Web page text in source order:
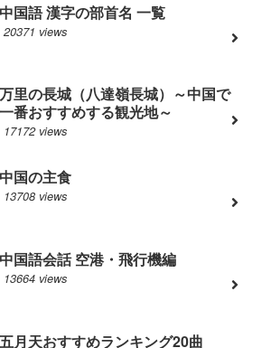
中国語 漢字の部首名 一覧
20371 views
万里の長城（八達嶺長城）～中国で
一番おすすめする観光地～
17172 views
中国の主食
13708 views
中国語会話 空港・飛行機編
13664 views
五月天おすすめランキング20曲